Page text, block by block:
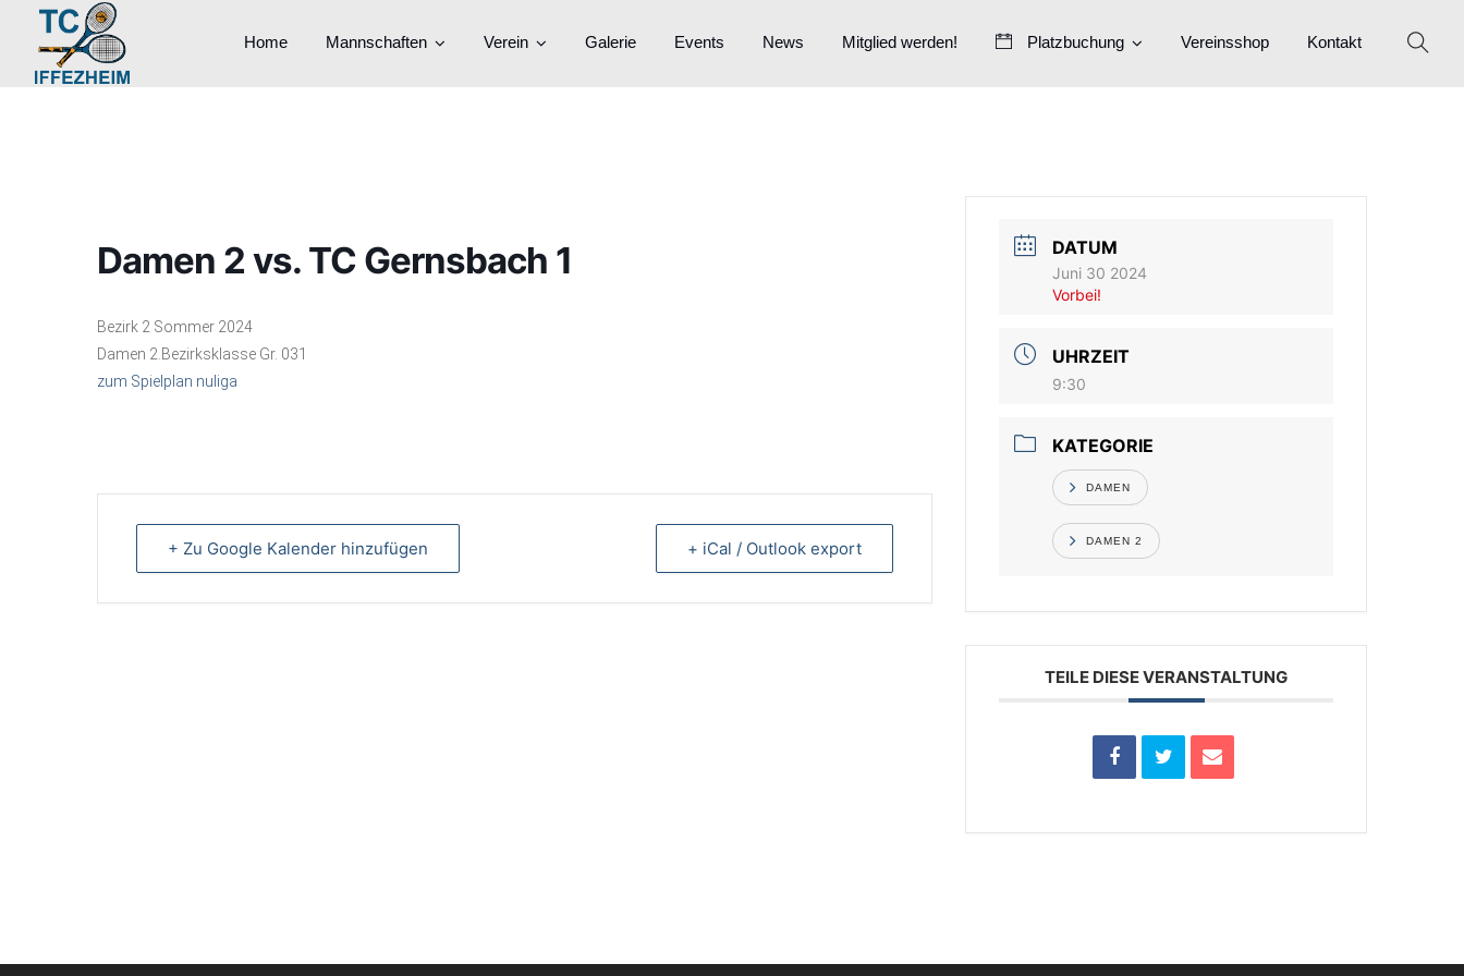
Home Mannschaften Verein Galerie Events News Mitglied werden! Platzbuchung Vereinsshop Kontakt
Damen 2 vs. TC Gernsbach 1
Bezirk 2 Sommer 2024
Damen 2.Bezirksklasse Gr. 031
zum Spielplan nuliga
+ Zu Google Kalender hinzufügen + iCal / Outlook export
DATUM
Juni 30 2024
Vorbei!
UHRZEIT
9:30
KATEGORIE
DAMEN
DAMEN 2
TEILE DIESE VERANSTALTUNG